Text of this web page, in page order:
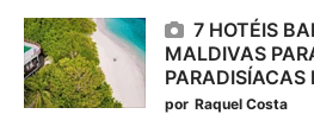
7 HOTÉIS
MALDIVAS
PARADISÍACAS
por Raquel Costa